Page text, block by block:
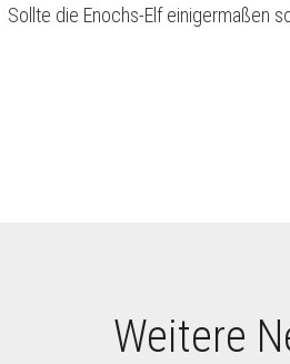
Sollte die Enochs-Elf einigermaßen
Weitere